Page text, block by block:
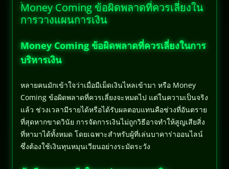
Money Coming ข้อผิดพลาดที่ควรเลี่ยงใน
การวางแผนการเงิน
Money Coming ข้อผิดพลาดที่ควรเลี่ยงในการ
บริหารเงิน
หลายคนมักเข้าใจว่าเมื่อมีเม็ดเงินไหลเข้ามา หรือ Money
Coming ข้อผิดพลาดที่ควรเลี่ยงจะหมดไป แต่ในความเป็นจริง
แล้ว ช่วงเวลามีรายได้หรือได้รับผลตอบแทนคือช่วงที่อันตราย
ที่สุดหากขาดวินัย การจัดการเงินไม่ถูกวิธีอาจทำให้สูญเสียสิ่ง
ที่หามาได้ทั้งหมด โดยเฉพาะสำหรับผู้ที่เล่นบาคาร่าออนไลน์
ซึ่งต้องใช้เงินทุนหมุนเวียนอย่างระมัดระวัง